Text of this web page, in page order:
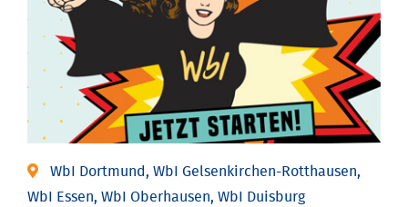
WbI Dortmund, WbI Gelsenkirchen-Rotthausen,
WbI Essen, WbI Oberhausen, WbI Duisburg